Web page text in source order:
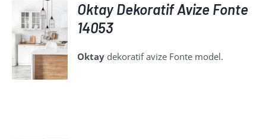
AYRINTILAR
Oktay Dekoratif Avize Fonte
14053
Oktay dekoratif avize Fonte model.